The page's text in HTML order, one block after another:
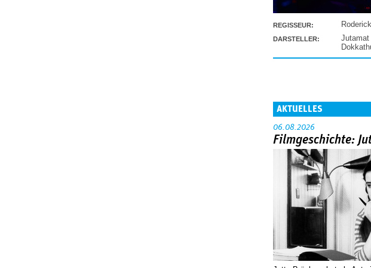
REGISSEUR:
DARSTELLER:
Jutamat
AKTUELLES
06.08.2026
Filmgeschichte: